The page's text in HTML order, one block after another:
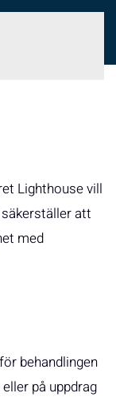
Lighthouse vill
att
med
behandlingen
på uppdrag